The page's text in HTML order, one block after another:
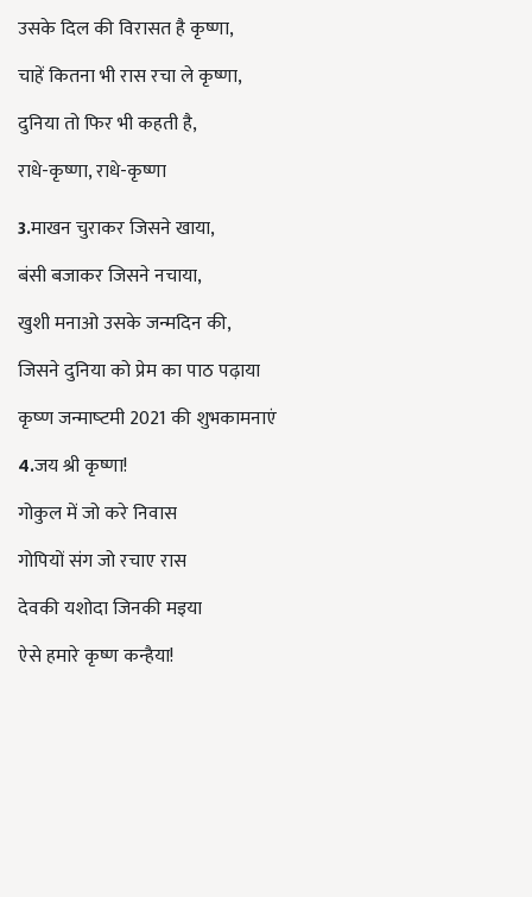
उसके दिल की विरासत है कृष्णा,
चाहें कितना भी रास रचा ले कृष्णा,
दुनिया तो फिर भी कहती है,
राधे-कृष्णा, राधे-कृष्णा
3.माखन चुराकर जिसने खाया,
बंसी बजाकर जिसने नचाया,
खुशी मनाओ उसके जन्‍मदिन की,
जिसने दुनिया को प्रेम का पाठ पढ़ाया
कृष्‍ण जन्‍माष्‍टमी 2021 की शुभकामनाएं
4.जय श्री कृष्णा!
गोकुल में जो करे निवास
गोपियों संग जो रचाए रास
देवकी यशोदा जिनकी मइया
ऐसे हमारे कृष्ण कन्हैया!